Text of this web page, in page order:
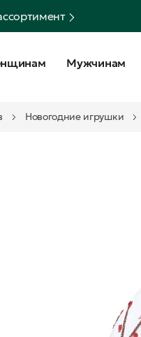
Мужчинам
Новогодние игрушки